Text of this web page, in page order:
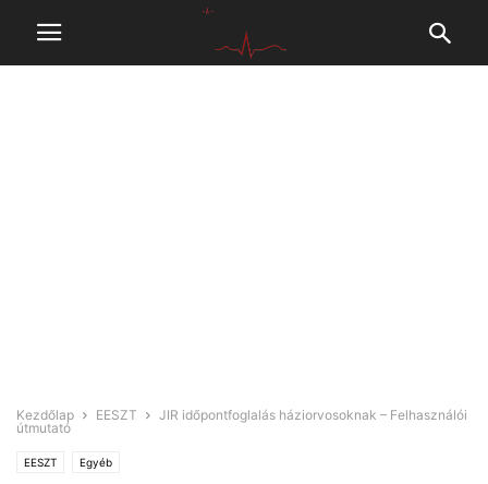
Kezdőlap EESZT
JIR időpontfoglalás háziorvosoknak – Felhasználói
útmutató
EESZT Egyéb